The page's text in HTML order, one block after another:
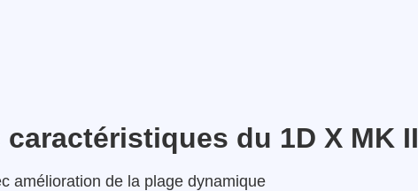
du 1D X MK II
amélioration de la plage dynamique